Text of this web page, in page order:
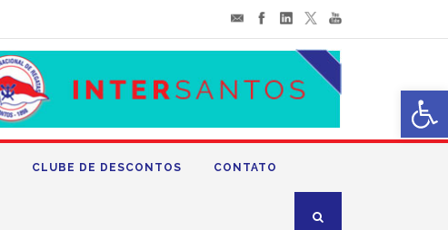
CLUBE DE DESCONTOS CONTATO
Abrir